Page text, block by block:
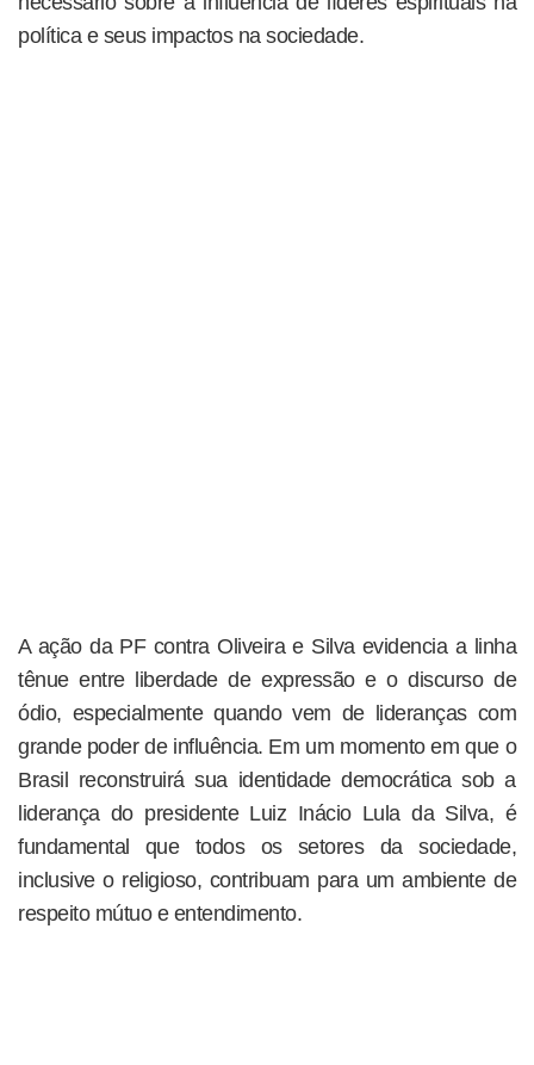
política e seus impactos na sociedade.
A ação da PF contra Oliveira e Silva evidencia a linha
tênue entre liberdade de expressão e o discurso de
ódio, especialmente quando vem de lideranças com
grande poder de influência. Em um momento em que o
Brasil reconstruirá sua identidade democrática sob a
liderança do presidente Luiz Inácio Lula da Silva, é
fundamental que todos os setores da sociedade,
inclusive o religioso, contribuam para um ambiente de
respeito mútuo e entendimento.